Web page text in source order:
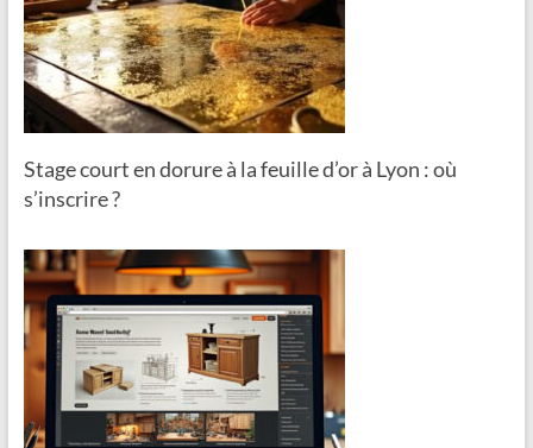
Stage court en dorure à la feuille d’or à Lyon : où
s’inscrire ?